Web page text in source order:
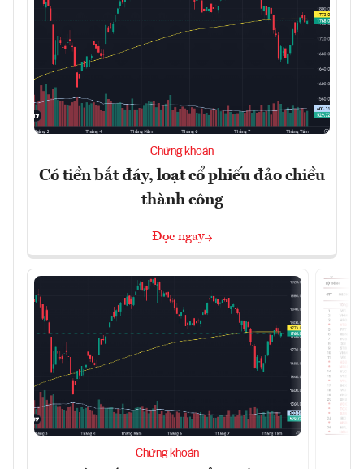
Chứng khoán
Có tiền bắt đáy, loạt cổ phiếu đảo chiều
thành công
Đọc ngay
Chứng khoán